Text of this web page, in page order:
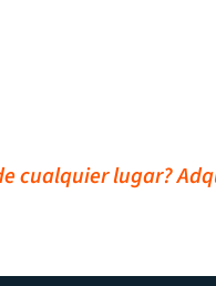
cualquier lugar?